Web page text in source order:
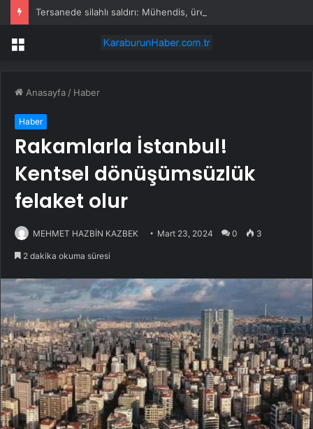
Menü
Anasayfa / Haber
Haber
Rakamlarla İstanbul!
Kentsel dönüşümsüzlük
felaket olur
MEHMET HAZBİN KAZBEK Mart 23, 2024 0 3
2 dakika okuma süresi